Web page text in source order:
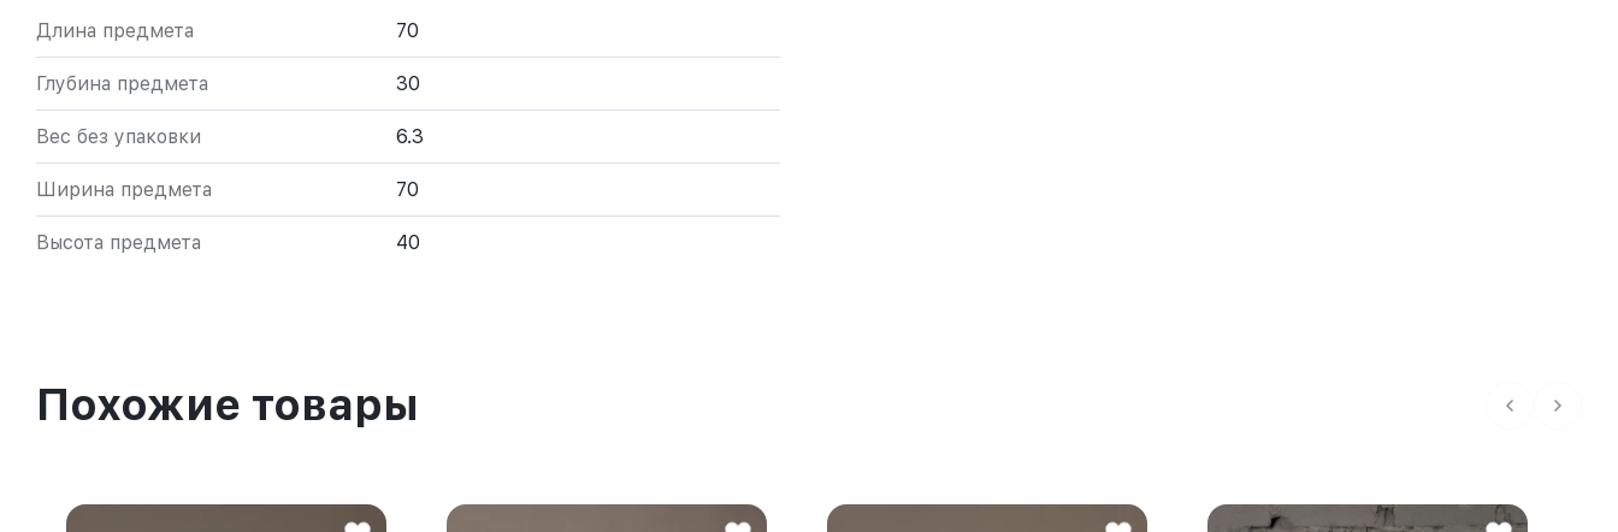
Длина предмета 70
Глубина предмета 30
Вес без упаковки 6.3
Ширина предмета 70
Высота предмета 40
Похожие товары